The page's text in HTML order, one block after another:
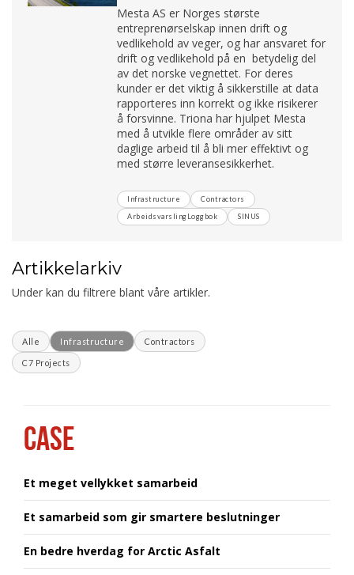
Mesta AS er Norges største
entreprenørselskap innen drift og
vedlikehold av veger, og har ansvaret for
drift og vedlikehold på en betydelig del
av det norske vegnettet. For deres
kunder er det viktig å sikkerstille at data
rapporteres inn korrekt og ikke risikerer
å forsvinne. Triona har hjulpet Mesta
med å utvikle flere områder av sitt
daglige arbeid til å bli mer effektivt og
med større leveransesikkerhet.
Infrastructure
Contractors
ArbeidsvarslingLoggbok
SINUS
Artikkelarkiv
Under kan du filtrere blant våre artikler.
Alle Infrastructure Contractors
C7 Projects
CASE
Et meget vellykket samarbeid
Et samarbeid som gir smartere beslutninger
En bedre hverdag for Arctic Asfalt